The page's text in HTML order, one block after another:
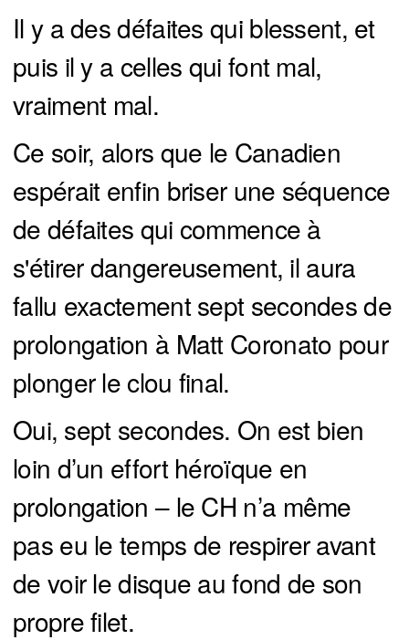
Il y a des défaites qui blessent, et
puis il y a celles qui font mal,
vraiment mal.
Ce soir, alors que le Canadien
espérait enfin briser une séquence
de défaites qui commence à
s'étirer dangereusement, il aura
fallu exactement sept secondes de
prolongation à Matt Coronato pour
plonger le clou final.
Oui, sept secondes. On est bien
loin d’un effort héroïque en
prolongation – le CH n’a même
pas eu le temps de respirer avant
de voir le disque au fond de son
propre filet.